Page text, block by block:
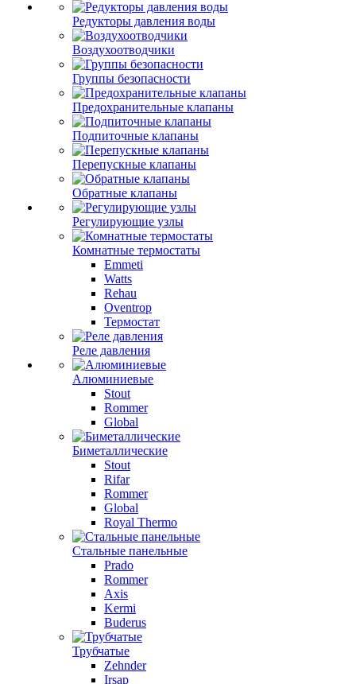
Редукторы давления воды
Воздухоотводчики
Группы безопасности
Предохранительные клапаны
Подпиточные клапаны
Перепускные клапаны
Обратные клапаны
Регулирующие узлы
Комнатные термостаты
Emmeti
Watts
Rehau
Oventrop
Термостат
Реле давления
Алюминиевые
Stout
Rommer
Global
Биметаллические
Stout
Rifar
Rommer
Global
Royal Thermo
Стальные панельные
Prado
Rommer
Axis
Kermi
Buderus
Трубчатые
Zehnder
Irsap